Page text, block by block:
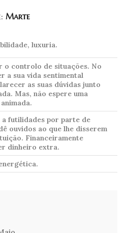
Marte
luxuria.
o controlo de situações. No
a sua vida sentimental
as suas dúvidas junto
Mas, não espere uma
futilidades por parte de
ouvidos ao que lhe disserem
Financeiramente
dinheiro extra.